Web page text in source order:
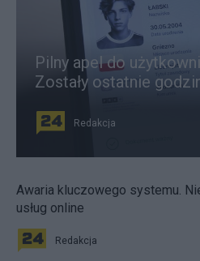
Pilny apel do
Zostały ostatnie
Redakcja
Awaria kluczowego systemu.
usług online
Redakcja